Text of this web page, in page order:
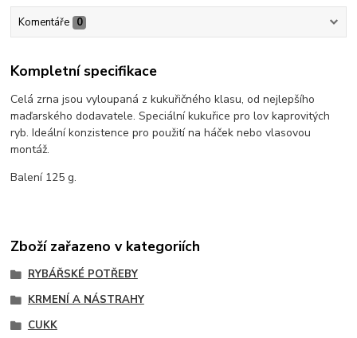
Komentáře 0
Kompletní specifikace
Celá zrna jsou vyloupaná z kukuřičného klasu, od nejlepšího
maďarského dodavatele. Speciální kukuřice pro lov kaprovitých
ryb. Ideální konzistence pro použití na háček nebo vlasovou
montáž.
Balení 125 g.
Zboží zařazeno v kategoriích
RYBÁŘSKÉ POTŘEBY
KRMENÍ A NÁSTRAHY
CUKK